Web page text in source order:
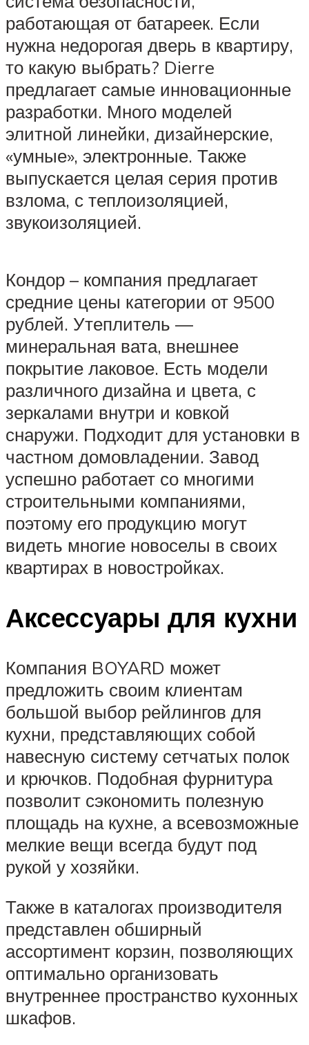
работающая от батареек. Если
нужна недорогая дверь в квартиру,
то какую выбрать? Dierre
предлагает самые инновационные
разработки. Много моделей
элитной линейки, дизайнерские,
«умные», электронные. Также
выпускается целая серия против
взлома, с теплоизоляцией,
звукоизоляцией.
Кондор – компания предлагает
средние цены категории от 9500
рублей. Утеплитель —
минеральная вата, внешнее
покрытие лаковое. Есть модели
различного дизайна и цвета, с
зеркалами внутри и ковкой
снаружи. Подходит для установки в
частном домовладении. Завод
успешно работает со многими
строительными компаниями,
поэтому его продукцию могут
видеть многие новоселы в своих
квартирах в новостройках.
Аксессуары для кухни
Компания BOYARD может
предложить своим клиентам
большой выбор рейлингов для
кухни, представляющих собой
навесную систему сетчатых полок
и крючков. Подобная фурнитура
позволит сэкономить полезную
площадь на кухне, а всевозможные
мелкие вещи всегда будут под
рукой у хозяйки.
Также в каталогах производителя
представлен обширный
ассортимент корзин, позволяющих
оптимально организовать
внутреннее пространство кухонных
шкафов.